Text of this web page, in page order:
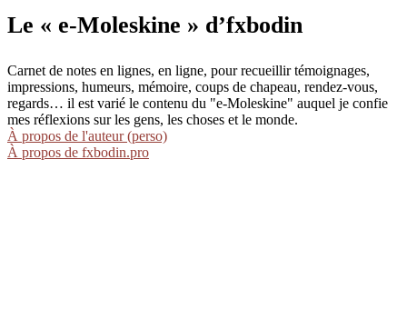
Le « e-Moleskine » d’fxbodin
Carnet de notes en lignes, en ligne, pour recueillir témoignages,
impressions, humeurs, mémoire, coups de chapeau, rendez-vous,
regards… il est varié le contenu du "e-Moleskine" auquel je confie
mes réflexions sur les gens, les choses et le monde.
À propos de l'auteur (perso)
À propos de fxbodin.pro